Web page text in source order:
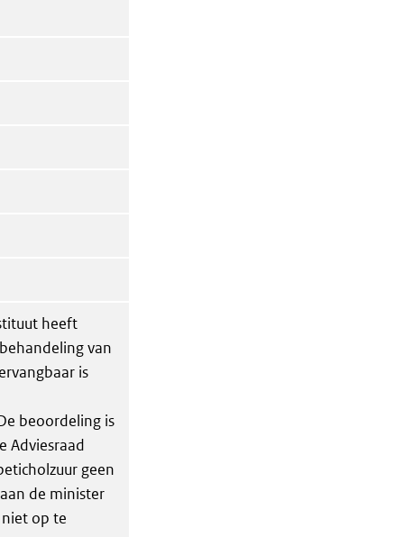
heeft
van
is
beoordeling is
Adviesraad
geen
de minister
op te